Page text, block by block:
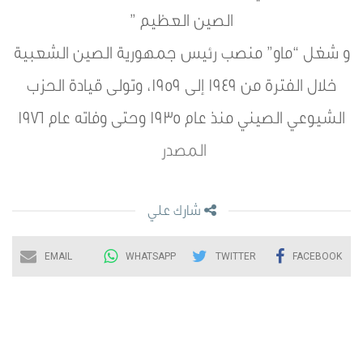
الصين العظيم ”
و شغل “ماو” منصب رئيس جمهورية الصين الشعبية
خلال الفترة من 1949 إلى 1959، وتولى قيادة الحزب
الشيوعي الصيني منذ عام 1935 وحتى وفاته عام 1976
المصدر
شارك علي
FACEBOOK
TWITTER
WHATSAPP
EMAIL